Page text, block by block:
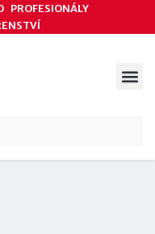
PROFESIONÁLY